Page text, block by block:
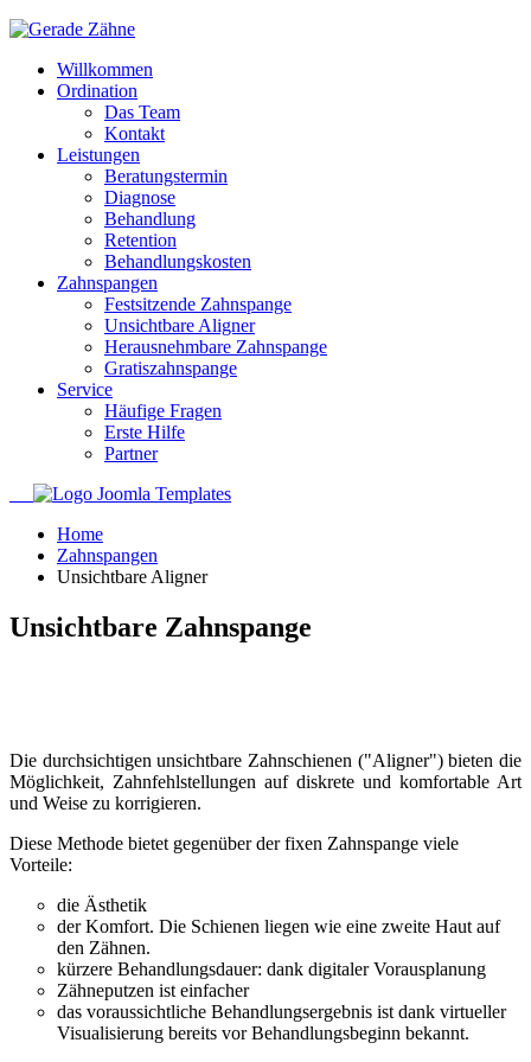
Willkommen
Ordination
Das Team
Kontakt
Leistungen
Beratungstermin
Diagnose
Behandlung
Retention
Behandlungskosten
Zahnspangen
Festsitzende Zahnspange
Unsichtbare Aligner
Herausnehmbare Zahnspange
Gratiszahnspange
Service
Häufige Fragen
Erste Hilfe
Partner
Home
Zahnspangen
Unsichtbare Aligner
Unsichtbare Zahnspange
Die durchsichtigen unsichtbare Zahnschienen ("Aligner") bieten die
Möglichkeit, Zahnfehlstellungen auf diskrete und komfortable Art
und Weise zu korrigieren.
Diese Methode bietet gegenüber der fixen Zahnspange viele
Vorteile:
die Ästhetik
der Komfort. Die Schienen liegen wie eine zweite Haut auf
den Zähnen.
kürzere Behandlungsdauer: dank digitaler Vorausplanung
Zähneputzen ist einfacher
das voraussichtliche Behandlungsergebnis ist dank virtueller
Visualisierung bereits vor Behandlungsbeginn bekannt.